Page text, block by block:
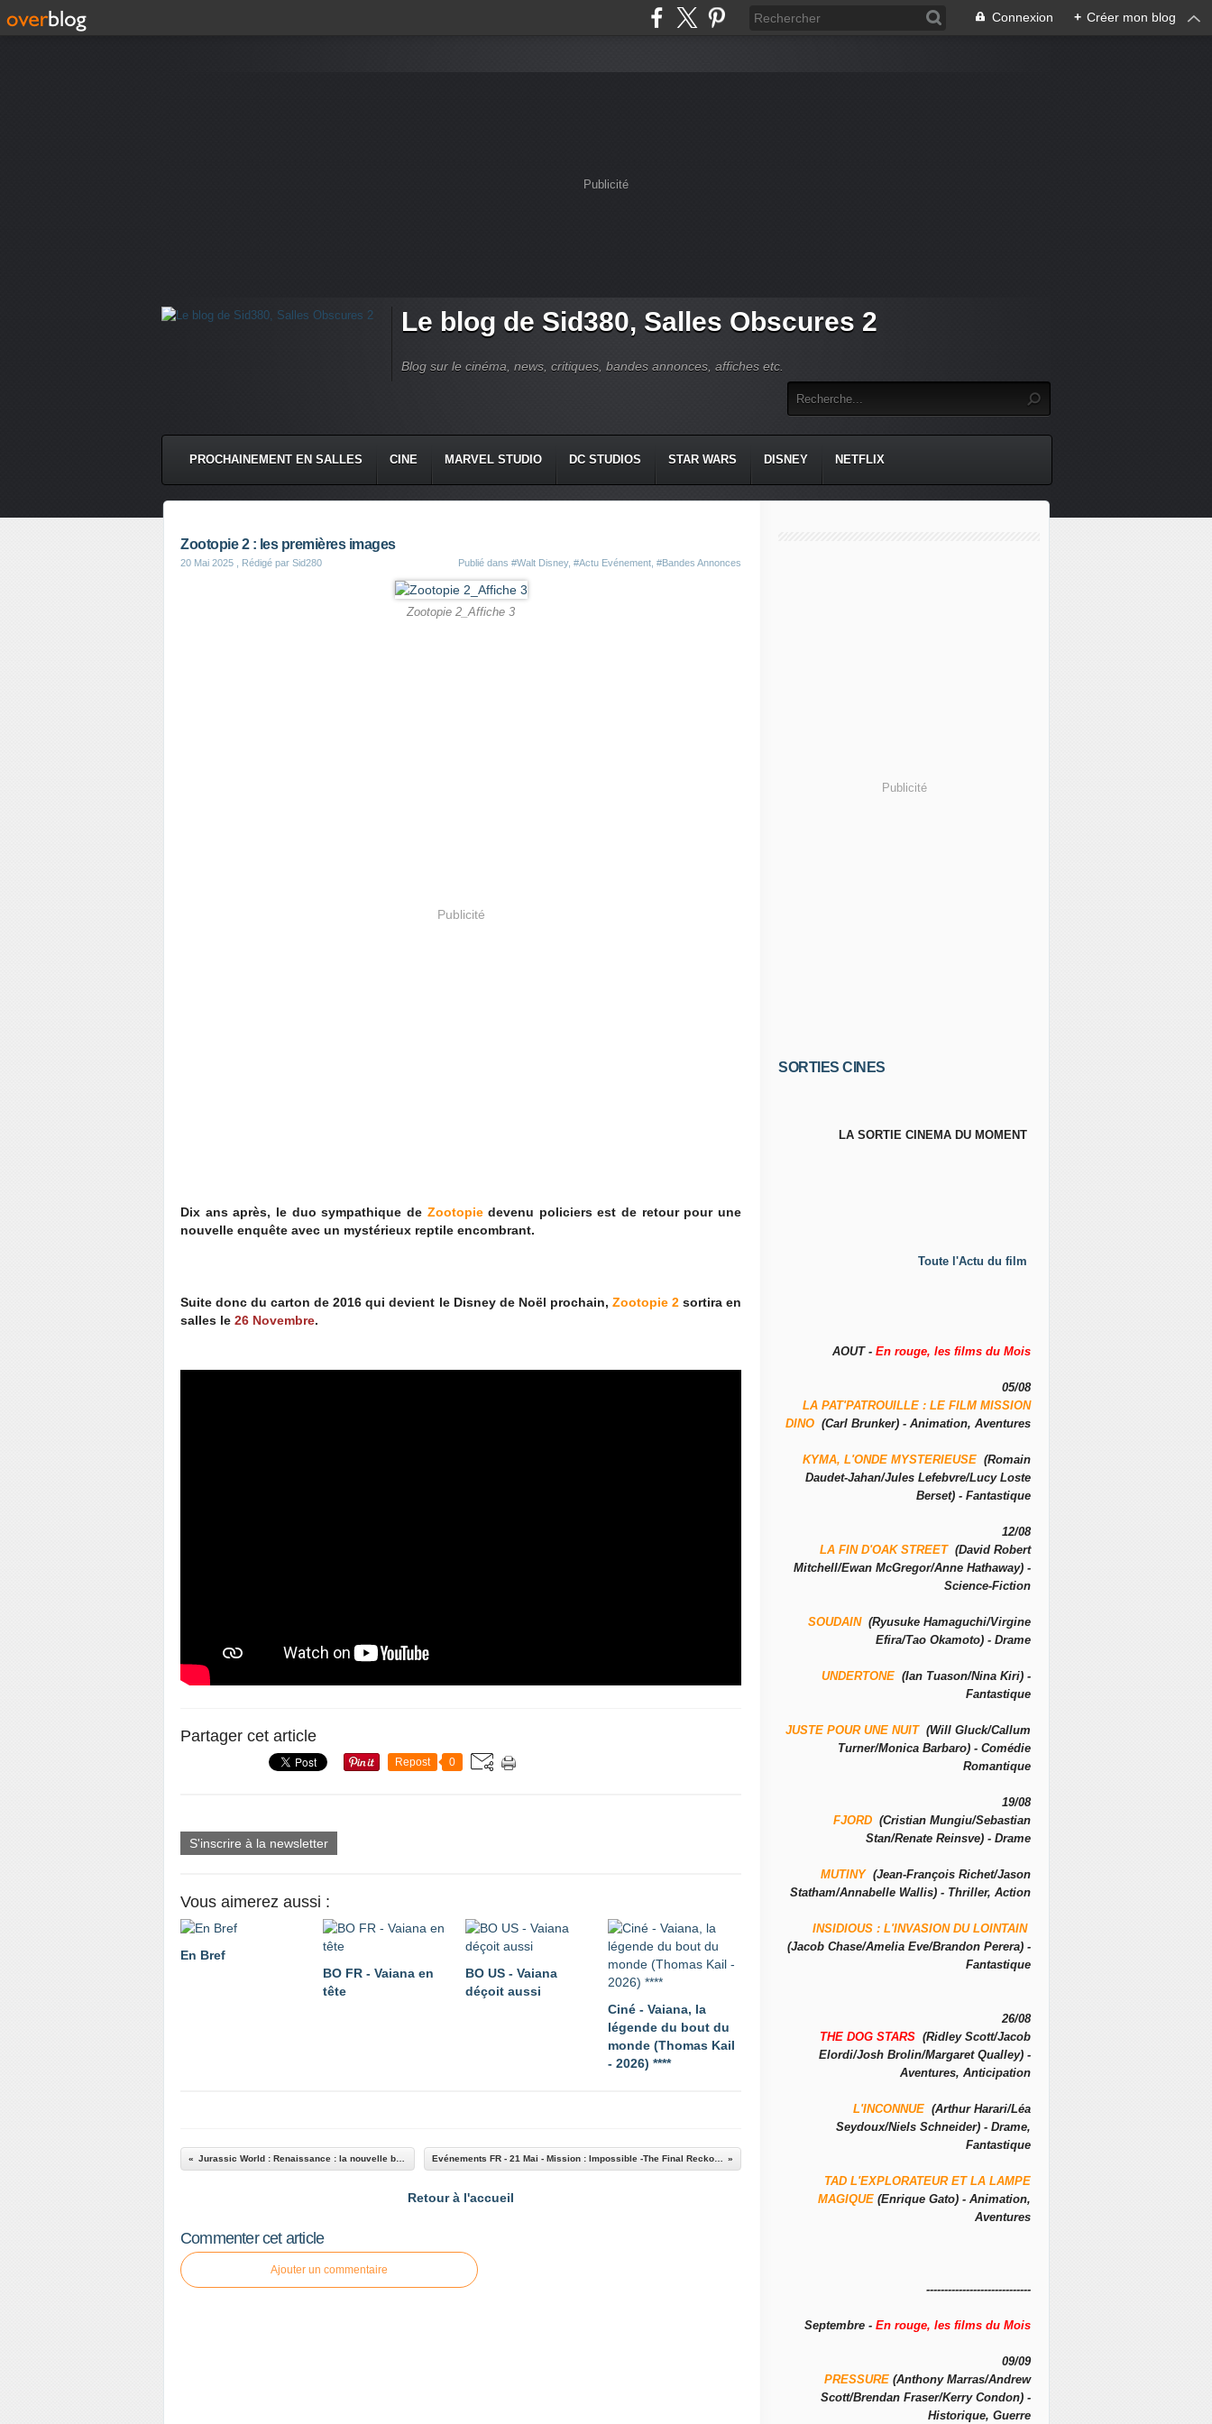
Connexion + Créer mon blog
Publicité
Le blog de Sid380, Salles Obscures 2
Blog sur le cinéma, news, critiques, bandes annonces, affiches etc.
PROCHAINEMENT EN SALLES CINE MARVEL STUDIO DC STUDIOS STAR WARS DISNEY NETFLIX
Zootopie 2 : les premières images
20 Mai 2025 , Rédigé par Sid280 Publié dans #Walt Disney, #Actu Evénement #Bandes Annonces
Zootopie 2_Affiche 3
Publicité
Dix ans après, le duo sympathique de Zootopiedevenu policiers est de retour pour une
nouvelle enquête avec un mystérieux reptile encombrant.
Suite donc du carton de 2016 qui devient le Disney de Noël prochain, Zootopie 2sortira en
salles le 26 Novembre.
Partager cet article
Repost 0
S'inscrire à la newsletter
Vous aimerez aussi :
En Bref
BO FR - Vaiana en
tête
BO US - Vaiana
déçoit aussi
Ciné - Vaiana, la
légende du bout du
monde (Thomas Kail
- 2026) ****
Evénements FR - 21 Mai - Mission : Impossible -The Final Reckoning - Lilo & Stitch
Retour à l'accueil
Commenter cet article
Ajouter un commentaire
Publicité
SORTIES CINES
LA SORTIE CINEMA DU MOMENT
Toute l'Actu du film
AOUT - En rouge, les films du Mois
05/08
LA PAT'PATROUILLE : LE FILM MISSION
DINO (Carl Brunker) - Animation, Aventures
KYMA, L'ONDE MYSTERIEUSE (Romain
Daudet-Jahan/Jules Lefebvre/Lucy Loste
Berset) - Fantastique
12/08
LA FIN D'OAK STREET(David Robert
Mitchell/Ewan McGregor/Anne Hathaway) -
Science-Fiction
SOUDAIN(Ryusuke Hamaguchi/Virgine
Efira/Tao Okamoto) - Drame
UNDERTONE (Ian Tuason/Nina Kiri) -
Fantastique
JUSTE POUR UNE NUIT(Will Gluck/Callum
Turner/Monica Barbaro) - Comédie
Romantique
19/08
FJORD (Cristian Mungiu/Sebastian
Stan/Renate Reinsve) - Drame
MUTINY(Jean-François Richet/Jason
Statham/Annabelle Wallis) - Thriller, Action
INSIDIOUS : L'INVASION DU LOINTAIN
(Jacob Chase/Amelia Eve/Brandon Perera) -
Fantastique
26/08
THE DOG STARS (Ridley Scott/Jacob
Elordi/Josh Brolin/Margaret Qualley) -
Aventures, Anticipation
L'INCONNUE (Arthur Harari/Léa
Seydoux/Niels Schneider) - Drame,
Fantastique
TAD L'EXPLORATEUR ET LA LAMPE
MAGIQUE (Enrique Gato) - Animation,
Aventures
-----------------------------
Septembre - En rouge, les films du Mois
09/09
PRESSURE (Anthony Marras/Andrew
Scott/Brendan Fraser/Kerry Condon) -
Historique, Guerre